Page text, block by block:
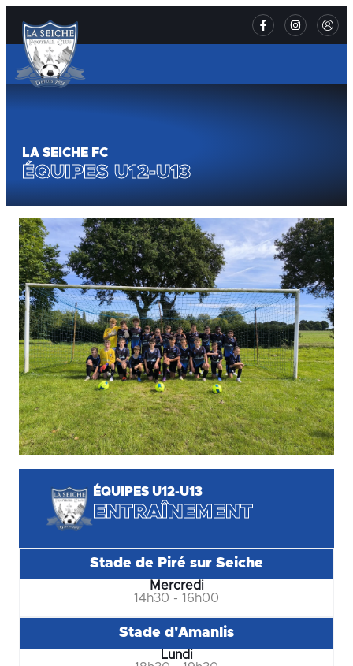
LA SEICHE FC
ÉQUIPES U12-U13
ÉQUIPES U12-U13
ENTRAÎNEMENT
Stade de Piré sur Seiche
Mercredi
14h30 - 16h00
Stade d'Amanlis
Lundi